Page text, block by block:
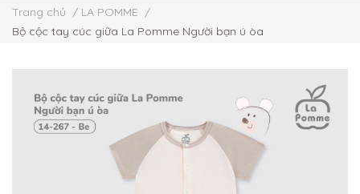
Trang chủ / LA POMME /
Bộ cộc tay cúc giữa La Pomme Người bạn ú òa